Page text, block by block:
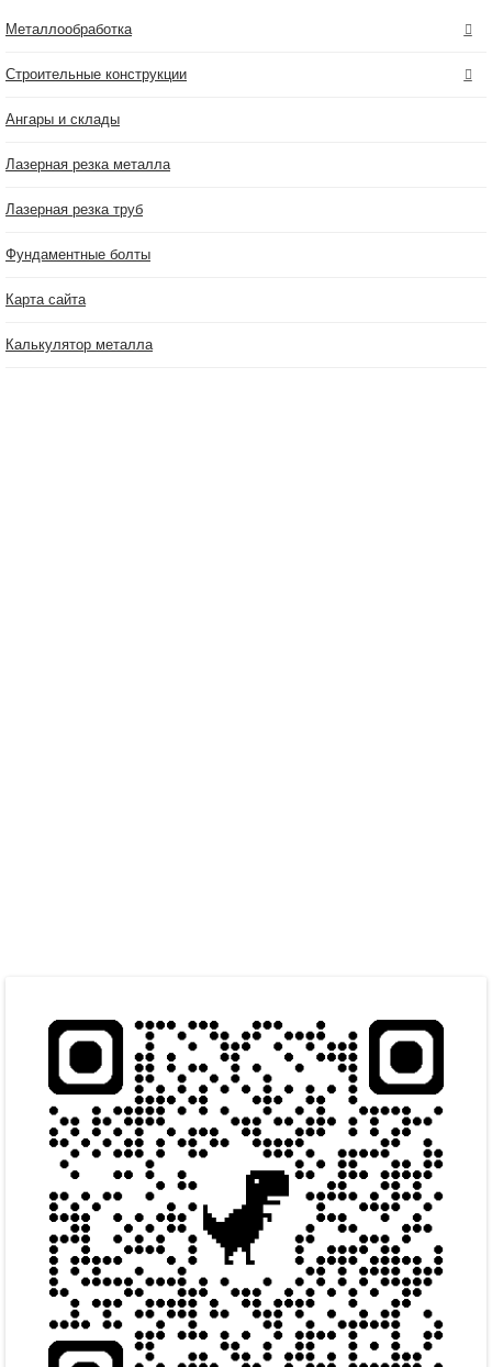
Металлообработка
Строительные конструкции
Ангары и склады
Лазерная резка металла
Лазерная резка труб
Фундаментные болты
Карта сайта
Калькулятор металла